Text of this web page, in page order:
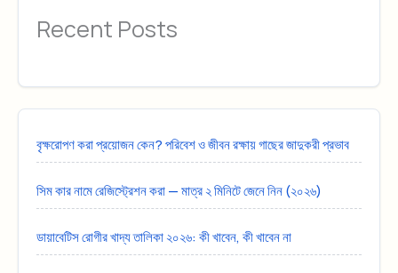
Recent Posts
বৃক্ষরোপণ করা প্রয়োজন কেন? পরিবেশ ও জীবন রক্ষায় গাছের জাদুকরী প্রভাব
সিম কার নামে রেজিস্ট্রেশন করা — মাত্র ২ মিনিটে জেনে নিন (২০২৬)
ডায়াবেটিস রোগীর খাদ্য তালিকা ২০২৬: কী খাবেন, কী খাবেন না